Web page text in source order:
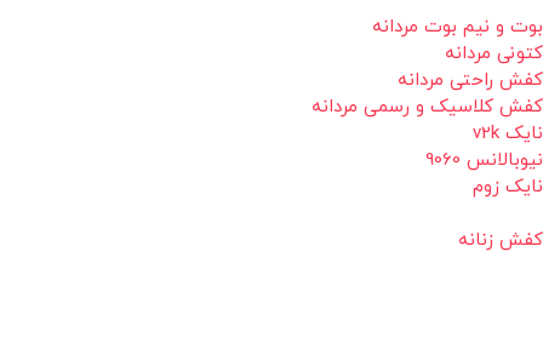
بوت و نیم بوت مردانه
کتونی مردانه
کفش راحتی مردانه
کفش کلاسیک و رسمی مردانه
نایک v2k
نیوبالانس 9060
نایک زوم
کفش زنانه